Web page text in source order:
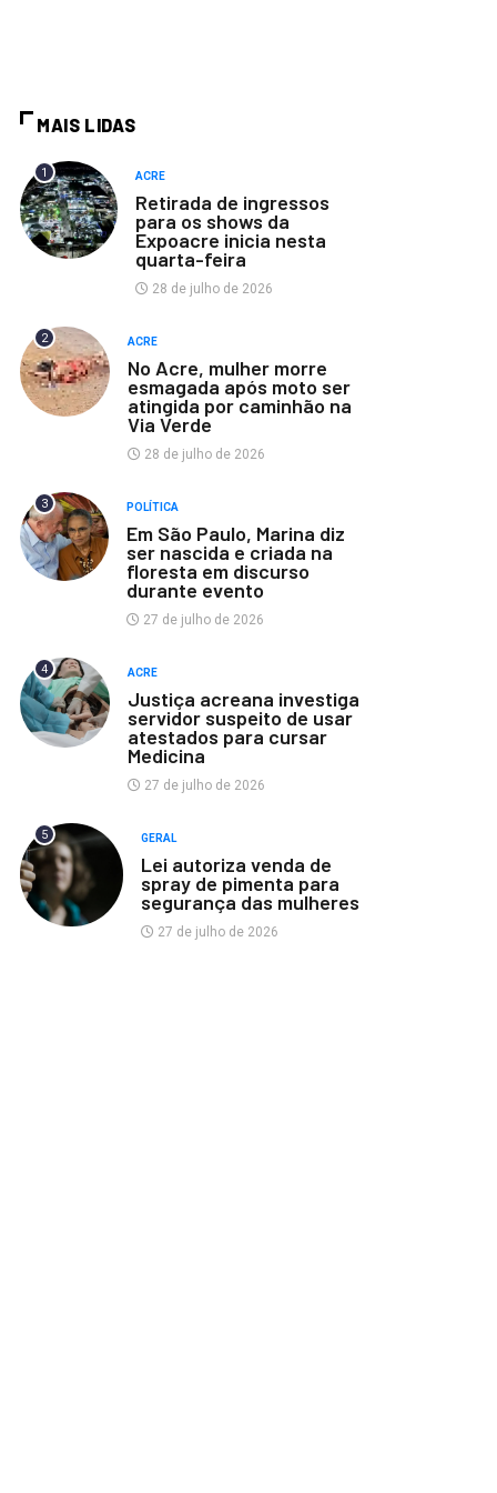
MAIS LIDAS
1 ACRE
Retirada de ingressos
para os shows da
Expoacre inicia nesta
quarta-feira
28 de julho de 2026
2 ACRE
No Acre, mulher morre
esmagada após moto ser
atingida por caminhão na
Via Verde
28 de julho de 2026
3 POLÍTICA
Em São Paulo, Marina diz
ser nascida e criada na
floresta em discurso
durante evento
27 de julho de 2026
4 ACRE
Justiça acreana investiga
servidor suspeito de usar
atestados para cursar
Medicina
27 de julho de 2026
5 GERAL
Lei autoriza venda de
spray de pimenta para
segurança das mulheres
27 de julho de 2026